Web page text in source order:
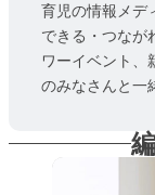
育児の情報メデ
できる・つなが
ワーイベント、
のみなさんと一